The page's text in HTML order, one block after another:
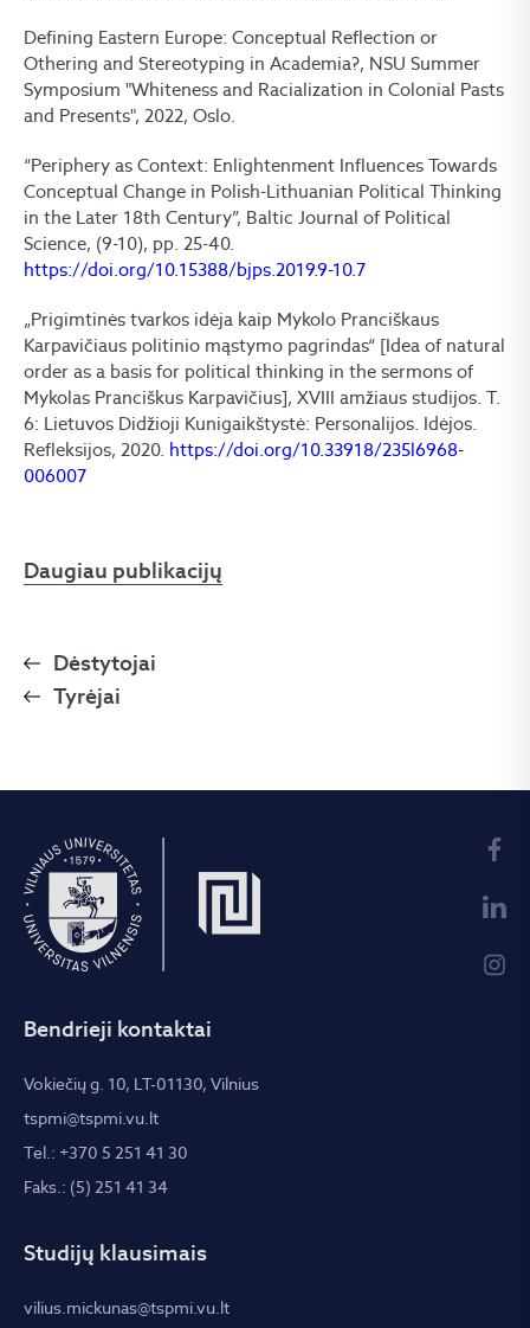
Defining Eastern Europe: Conceptual Reflection or
Othering and Stereotyping in Academia?, NSU Summer
Symposium "Whiteness and Racialization in Colonial Pasts
and Presents", 2022, Oslo.
“Periphery as Context: Enlightenment Influences Towards
Conceptual Change in Polish-Lithuanian Political Thinking
in the Later 18th Century”, Baltic Journal of Political
Science, (9-10), pp. 25-40.
https://doi.org/10.15388/bjps.2019.9-10.7
„Prigimtinės tvarkos idėja kaip Mykolo Pranciškaus
Karpavičiaus politinio mąstymo pagrindas“ [Idea of natural
order as a basis for political thinking in the sermons of
Mykolas Pranciškus Karpavičius], XVIII amžiaus studijos. T.
6: Lietuvos Didžioji Kunigaikštystė: Personalijos. Idėjos.
Refleksijos, 2020. https://doi.org/10.33918/235l6968-
006007
Daugiau publikacijų
Dėstytojai
Tyrėjai
Bendrieji kontaktai
Vokiečių g. 10, LT-01130, Vilnius
tspmi@tspmi.vu.lt
Tel.: +370 5 251 41 30
Faks.: (5) 251 41 34
Studijų klausimais
vilius.mickunas@tspmi.vu.lt